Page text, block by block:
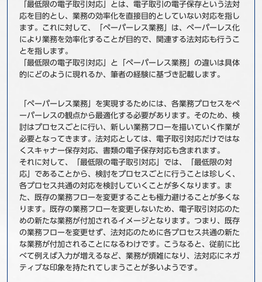
株主・投資家情報 採用情報
「最低限の電子取引対応」とは、電子取引の電子保存という法対
応を目的とし、業務の効率化を直接目的としていない対応を指し
ます。これに対して、「ペーパーレス業務」は、ペーパーレス化
により業務を効率化することが目的で、関連する法対応も行うこ
とを指します。
「最低限の電子取引対応」と「ペーパーレス業務」の違いは具体
的にどのように現れるか、筆者の経験に基づき記載します。
「ペーパーレス業務」を実現するためには、各業務プロセスをペ
ーパーレスの観点から最適化する必要があります。そのため、検
討はプロセスごとに行い、新しい業務フローを描いていく作業が
必要となってきます。法対応としては、電子取引対応だけではな
くスキャナー保存対応、書類の電子保存対応も含まれます。
それに対して、「最低限の電子取引対応」では、「最低限の対
応」であることから、検討をプロセスごとに行うことは珍しく、
各プロセス共通の対応を検討していくことが多くなります。ま
た、既存の業務フローを変更することも極力避けることが多くな
ります。既存の業務フローを変更しないため、電子取引対応のた
めの新たな業務が付加されるイメージとなります。つまり、既存
の業務フローを変更せず、法対応のために各プロセス共通の新た
な業務が付加されることになるわけです。こうなると、従前に比
べて例えば入力が増えるなど、業務が煩雑になり、法対応にネガ
ティブな印象を持たれてしまうことが多いようです。